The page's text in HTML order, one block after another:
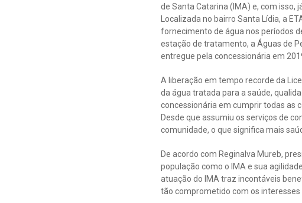
de Santa Catarina (IMA) e, com isso,
Localizada no bairro Santa Lídia, a
fornecimento de água nos períodos
estação de tratamento, a Águas de
entregue pela concessionária em
A liberação em tempo recorde da
da água tratada para a saúde,
concessionária em cumprir todas as
Desde que assumiu os serviços de
comunidade, o que significa mais
De acordo com Reginalva Mureb,
população como o IMA e sua
atuação do IMA traz incontáveis
tão comprometido com os interesses